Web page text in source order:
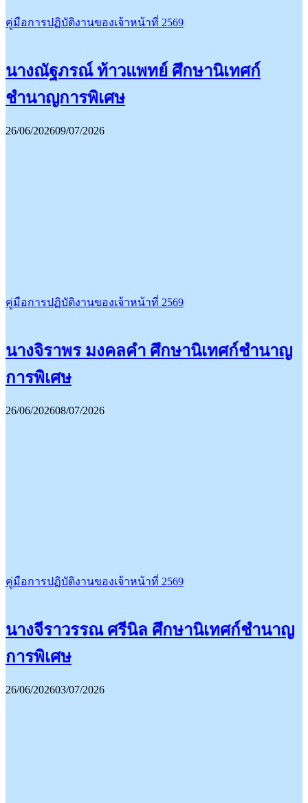
คู่มือการปฏิบัติงานของเจ้าหน้าที่ 2569
นางณัฐภรณ์ ท้าวแพทย์ ศึกษานิเทศก์
ชำนาญการพิเศษ
26/06/202609/07/2026
คู่มือการปฏิบัติงานของเจ้าหน้าที่ 2569
นางจิราพร มงคลคำ ศึกษานิเทศก์ชำนาญ
การพิเศษ
26/06/202608/07/2026
คู่มือการปฏิบัติงานของเจ้าหน้าที่ 2569
นางจีราวรรณ ศรีนิล ศึกษานิเทศก์ชำนาญ
การพิเศษ
26/06/202603/07/2026